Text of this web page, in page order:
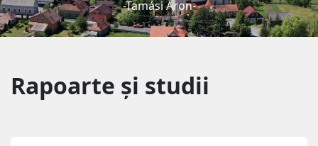
-Tamási Áron-
Rapoarte și studii